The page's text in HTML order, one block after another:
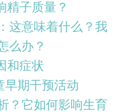
精子质量？
这意味着什么？我
么办？
和症状
早期干预活动
？它如何影响生育